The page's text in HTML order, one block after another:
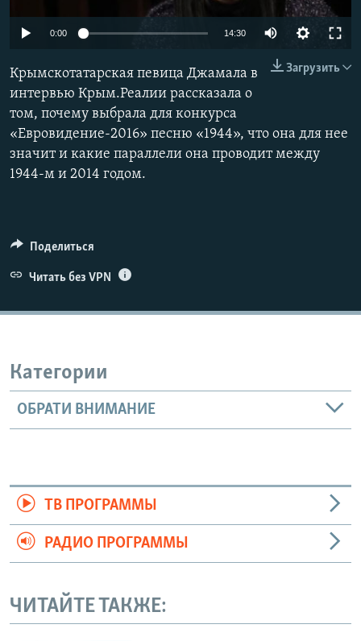
ПОБЕДИТЕЛЕЙ НЕ СУДЯТ?
ELIFBE
УКРАИНСКАЯ ПРОБЛЕМА КРЫМА
Все сайты RFE/RL
0:00 14:30
Загрузить
Крымскотатарская певица Джамала в
интервью Крым.Реалии рассказала о
том, почему выбрала для конкурса
«Евровидение-2016» песню «1944», что она для нее
значит и какие параллели она проводит между
1944-м и 2014 годом.
Поделиться
Читать без VPN
Категории
ОБРАТИ ВНИМАНИЕ
ТВ ПРОГРАММЫ
РАДИО ПРОГРАММЫ
ЧИТАЙТЕ ТАКЖЕ: